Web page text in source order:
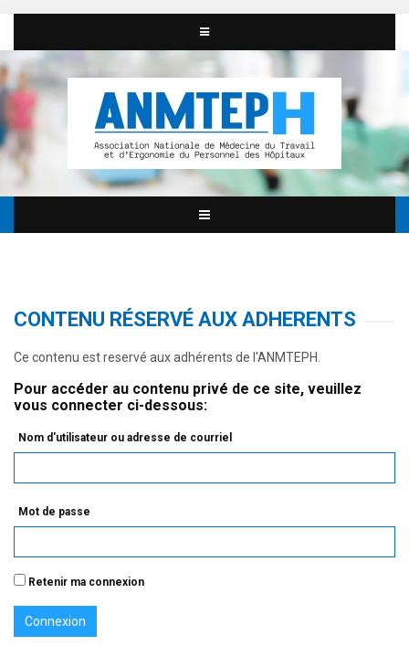
CONTENU RÉSERVÉ AUX ADHERENTS
Ce contenu est reservé aux adhérents de l'ANMTEPH.
Pour accéder au contenu privé de ce site, veuillez
vous connecter ci-dessous:
Nom d'utilisateur ou adresse de courriel
Mot de passe
Retenir ma connexion